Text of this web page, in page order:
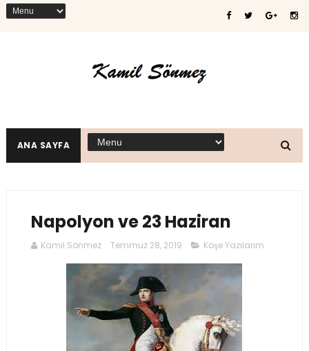
ANA SAYFA
Napolyon ve 23 Haziran
Kamil Sönmez Temmuz 28, 2019 Köşe Yazılarım